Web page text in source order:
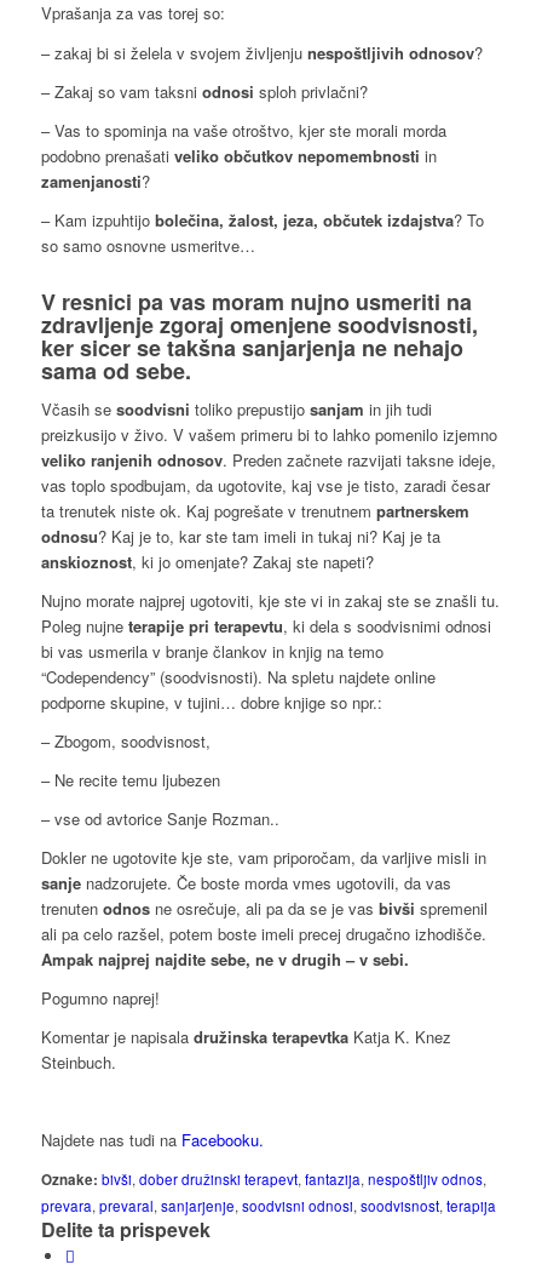
Vprašanja za vas torej so:
– zakaj bi si želela v svojem življenju nespoštljivih odnosov?
– Zakaj so vam taksni odnosi sploh privlačni?
– Vas to spominja na vaše otroštvo, kjer ste morali morda
podobno prenašati veliko občutkov nepomembnosti in
zamenjanosti?
– Kam izpuhtijo bolečina, žalost, jeza, občutek izdajstva? To
so samo osnovne usmeritve…
V resnici pa vas moram nujno usmeriti na
zdravljenjezgoraj omenjenesoodvisnosti,
ker sicer se takšnasanjarjenjane nehajo
sama od sebe.
Včasih se soodvisni toliko prepustijo sanjam in jih tudi
preizkusijo v živo. V vašem primeru bi to lahko pomenilo izjemno
veliko ranjenih odnosov. Preden začnete razvijati taksne ideje,
vas toplo spodbujam, da ugotovite, kaj vse je tisto, zaradi česar
ta trenutek niste ok. Kaj pogrešate v trenutnem partnerskem
odnosu? Kaj je to, kar ste tam imeli in tukaj ni? Kaj je ta
anskioznost, ki jo omenjate? Zakaj ste napeti?
Nujno morate najprej ugotoviti, kje ste vi in zakaj ste se znašli tu.
Poleg nujne terapije pri terapevtu, ki dela s soodvisnimi odnosi
bi vas usmerila v branje člankov in knjig na temo
“Codependency” (soodvisnosti). Na spletu najdete online
podporne skupine, v tujini… dobre knjige so npr.:
– Zbogom, soodvisnost,
– Ne recite temu ljubezen
– vse od avtorice Sanje Rozman..
Dokler ne ugotovite kje ste, vam priporočam, da varljive misli in
sanjenadzorujete. Če boste morda vmes ugotovili, da vas
trenuten odnosne osrečuje, ali pa da se je vas bivši spremenil
ali pa celo razšel, potem boste imeli precej drugačno izhodišče.
Ampak najprej najdite sebe, ne v drugih – v sebi.
Pogumno naprej!
Komentar je napisaladružinska terapevtkaKatja K. Knez
Steinbuch.
Najdete nas tudi na Facebooku.
Oznake: bivši, dober družinski terapevt, fantazija, nespoštljiv odnos,
prevara, prevaral, sanjarjenje, soodvisni odnosi, soodvisnost, terapija
Delite ta prispevek